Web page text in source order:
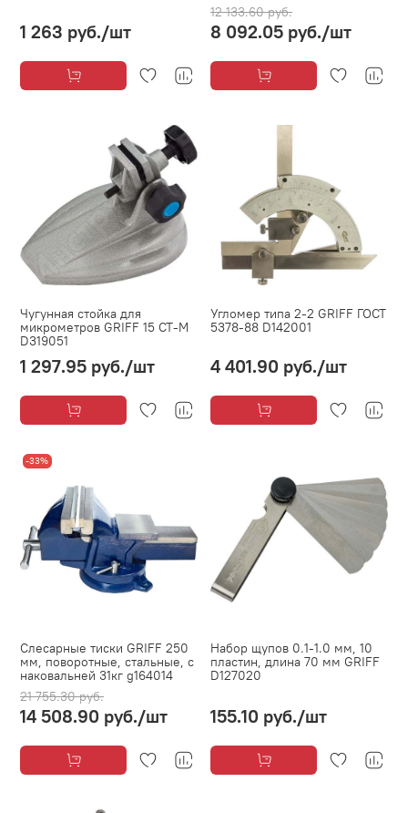
1 263 руб./шт
12 133.60 руб.
8 092.05 руб./шт
Чугунная стойка для
микрометров GRIFF 15 СТ-М
D319051
1 297.95 руб./шт
Угломер типа 2-2 GRIFF ГОСТ
5378-88 D142001
4 401.90 руб./шт
-33%
Слесарные тиски GRIFF 250
мм, поворотные, стальные, с
наковальней 31кг g164014
21 755.30 руб.
14 508.90 руб./шт
Набор щупов 0.1-1.0 мм, 10
пластин, длина 70 мм GRIFF
D127020
155.10 руб./шт